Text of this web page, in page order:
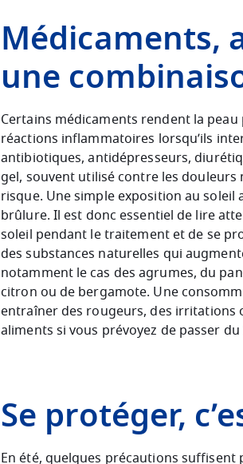
Médicaments,
une
Certains médicaments rendent la
réactions inflammatoires lorsqu’ils
antibiotiques, antidépresseurs,
gel, souvent utilisé contre les
risque. Une simple exposition au soleil
brûlure. Il est donc essentiel de lire
soleil pendant le traitement et de se
des substances naturelles qui
notamment le cas des agrumes, du
citron ou de bergamote. Une
entraîner des rougeurs, des irritations
aliments si vous prévoyez de passer
Se protéger,
En été, quelques précautions